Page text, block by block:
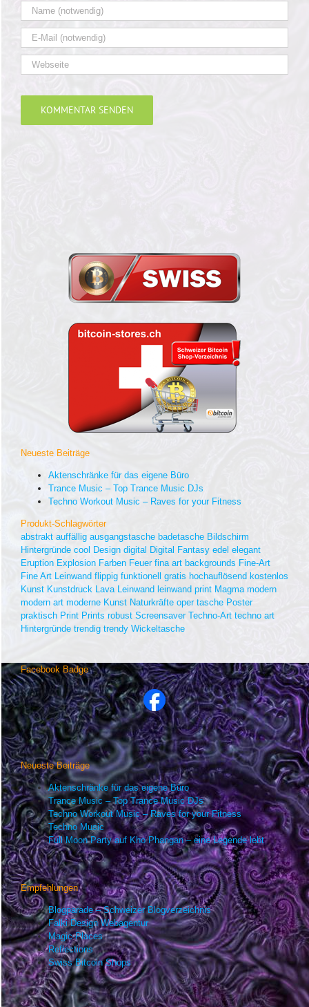
Neueste Beiträge
Aktenschränke für das eigene Büro
Trance Music – Top Trance Music DJs
Techno Workout Music – Raves for your Fitness
Produkt-Schlagwörter
abstrakt auffällig ausgangstasche badetasche Bildschirm
Hintergründe cool Design digital Digital Fantasy edel elegant
Eruption Explosion Farben Feuer fina art backgrounds Fine-Art
Fine Art Leinwand flippig funktionell gratis hochauflösend kostenlos
Kunst Kunstdruck Lava Leinwand leinwand print Magma modern
modern art moderne Kunst Naturkräfte oper tasche Poster
praktisch Print Prints robust Screensaver Techno-Art techno art
Hintergründe trendig trendy Wickeltasche
Facebook Badge
Neueste Beiträge
Aktenschränke für das eigene Büro
Trance Music – Top Trance Music DJs
Techno Workout Music – Raves for your Fitness
Techno Music
Full Moon Party auf Kho Phangan – eine Legende lebt
Empfehlungen
Blogparade – Schweizer Blogverzeichnis
Falki Design Webagentur
Magic-Places
Reflections
Swiss Bitcoin Shops